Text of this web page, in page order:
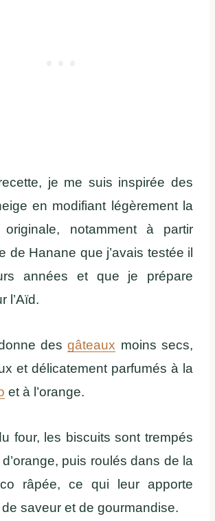
je me suis inspirée des
en modifiant légèrement la
originale, notamment à partir
de Hanane que j’avais testée il
années et que je prépare
l’Aïd.
desgâteaux moins secs,
et délicatement parfumés à la
et à l’orange.
four, les biscuits sont trempés
puis roulés dans de la
râpée, ce qui leur apporte
saveur et de gourmandise.